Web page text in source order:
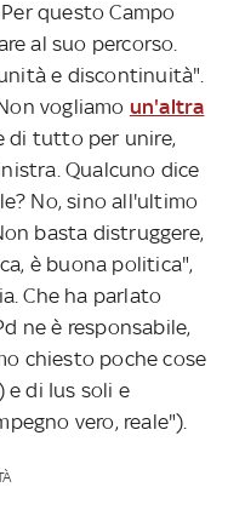
questo Campo
al suo percorso.
e discontinuità".
vogliamo un'altra
di tutto per unire,
Qualcuno dice
No, sino all'ultimo
basta distruggere,
è buona politica",
Che ha parlato
ne è responsabile,
chiesto poche cose
e di Ius soli e
vero, reale").